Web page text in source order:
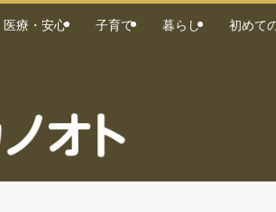
医療・安心 子育て 暮らし 初めて